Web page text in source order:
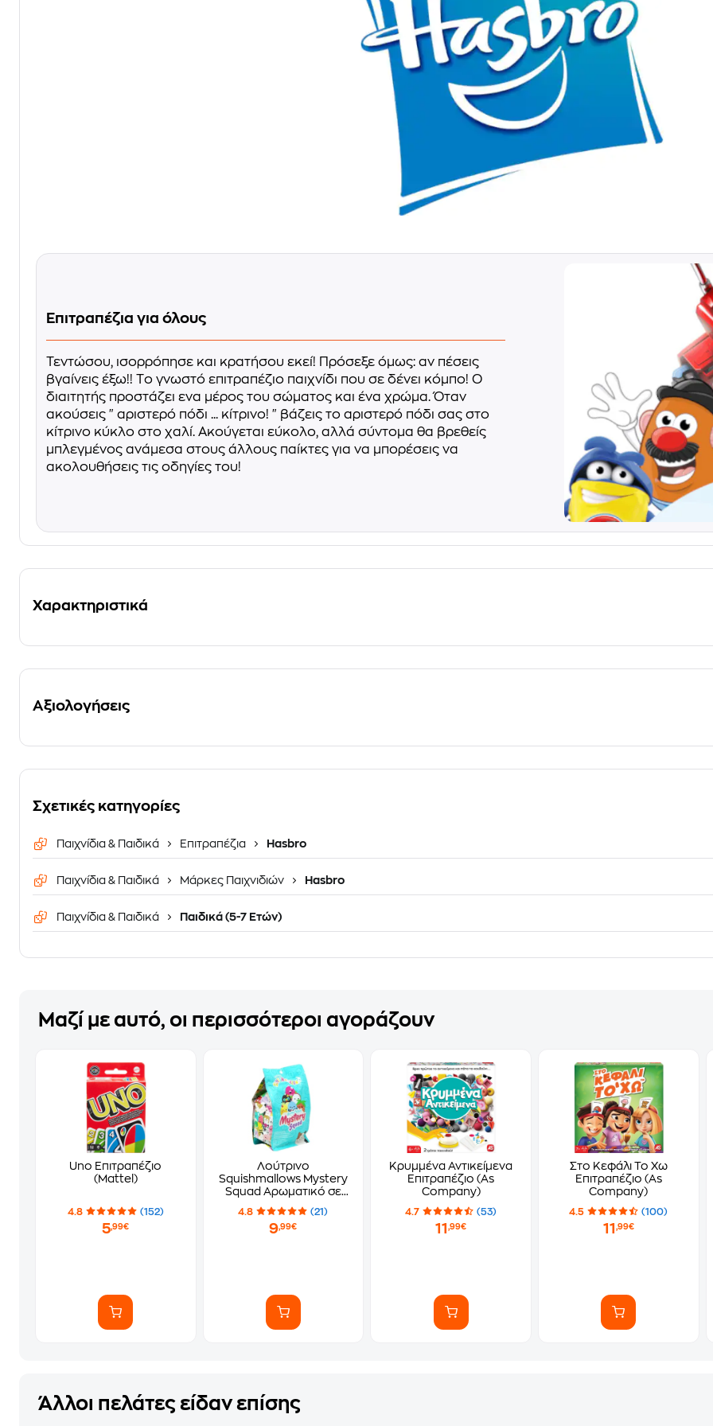
Επιτραπέζια για όλους
Τεντώσου, ισορρόπησε και κρατήσου εκεί! Πρόσεξε όμως: αν πέσεις
βγαίνεις έξω!! Tο γνωστό επιτραπέζιο παιχνίδι που σε δένει κόμπο! O
διαιτητής προστάζει ενα μέρος του σώματος και ένα χρώμα. Όταν
ακούσεις " αριστερό πόδι ... κίτρινο! " βάζεις το αριστερό πόδι σας στο
κίτρινο κύκλο στο χαλί. Ακούγεται εύκολο, αλλά σύντομα θα βρεθείς
μπλεγμένος ανάμεσα στους άλλους παίκτες για να μπορέσεις να
ακολουθήσεις τις οδηγίες του!
Χαρακτηριστικά
Αξιολογήσεις
Σχετικές κατηγορίες
Παιχνίδια & Παιδικά Επιτραπέζια Hasbro
Παιχνίδια & Παιδικά Μάρκες Παιχνιδιών Hasbro
Παιχνίδια & Παιδικά Παιδικά (5-7 Ετών)
Μαζί με αυτό, οι περισσότεροι αγοράζουν
Uno Επιτραπέζιο
(Mattel)
4.8 (152)
5,99€
Λούτρινο
Squishmallows Mystery
Squad Αρωματικό σε
6 Σχέδια (13cm) - Τυχαία
Επιλογή Σχεδίου
4.8 (21)
9,99€
Κρυμμένα Αντικείμενα
Επιτραπέζιο (As
Company)
4.7 (53)
11,99€
Στο Κεφάλι Το Χω
Επιτραπέζιο (As
Company)
4.5 (100)
11 ,99€
Άλλοι πελάτες είδαν επίσης